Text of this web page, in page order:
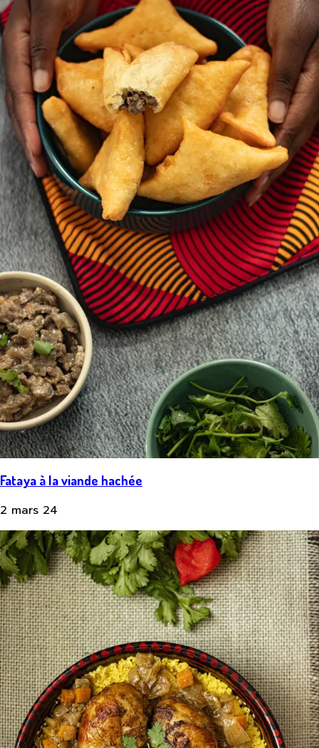
Fataya à la viande hachée
2 mars 24